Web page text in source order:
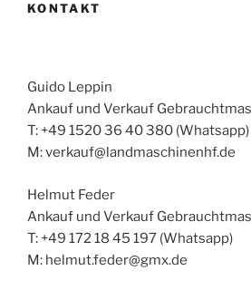
KONTAKT
Guido Leppin
Ankauf und Verkauf
T: +49 1520 36 40 380 (Whatsapp)
M: verkauf@landmaschinenhf.de
Helmut Feder
Ankauf und Verkauf
T: +49 172 18 45 197 (Whatsapp)
M: helmut.feder@gmx.de